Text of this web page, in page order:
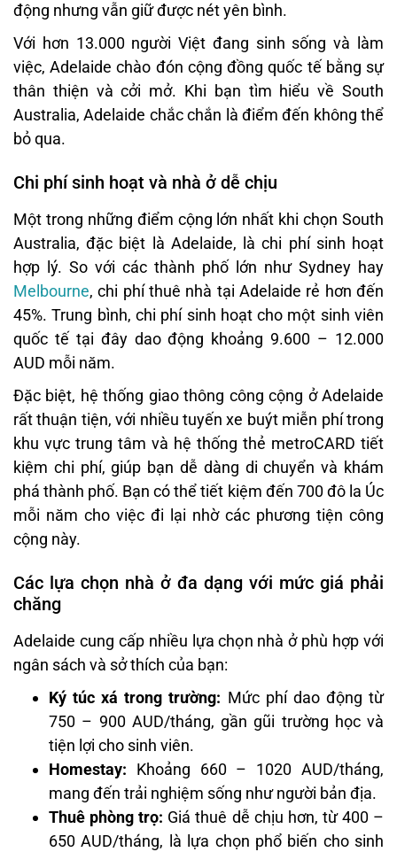
động nhưng vẫn giữ được nét yên bình.
Với hơn 13.000 người Việt đang sinh sống và làm
việc, Adelaide chào đón cộng đồng quốc tế bằng sự
thân thiện và cởi mở. Khi bạn tìm hiểu về South
Australia, Adelaide chắc chắn là điểm đến không thể
bỏ qua.
Chi phí sinh hoạt và nhà ở dễ chịu
Một trong những điểm cộng lớn nhất khi chọn South
Australia, đặc biệt là Adelaide, là chi phí sinh hoạt
hợp lý. So với các thành phố lớn như Sydney hay
Melbourne, chi phí thuê nhà tại Adelaide rẻ hơn đến
45%. Trung bình, chi phí sinh hoạt cho một sinh viên
quốc tế tại đây dao động khoảng 9.600 – 12.000
AUD mỗi năm.
Đặc biệt, hệ thống giao thông công cộng ở Adelaide
rất thuận tiện, với nhiều tuyến xe buýt miễn phí trong
khu vực trung tâm và hệ thống thẻ metroCARD tiết
kiệm chi phí, giúp bạn dễ dàng di chuyển và khám
phá thành phố. Bạn có thể tiết kiệm đến 700 đô la Úc
mỗi năm cho việc đi lại nhờ các phương tiện công
cộng này.
Các lựa chọn nhà ở đa dạng với mức giá phải
chăng
Adelaide cung cấp nhiều lựa chọn nhà ở phù hợp với
ngân sách và sở thích của bạn:
Ký túc xá trong trường: Mức phí dao động từ
750 – 900 AUD/tháng, gần gũi trường học và
tiện lợi cho sinh viên.
Homestay: Khoảng 660 – 1020 AUD/tháng,
mang đến trải nghiệm sống như người bản địa.
Thuê phòng trọ: Giá thuê dễ chịu hơn, từ 400 –
650 AUD/tháng, là lựa chọn phổ biến cho sinh